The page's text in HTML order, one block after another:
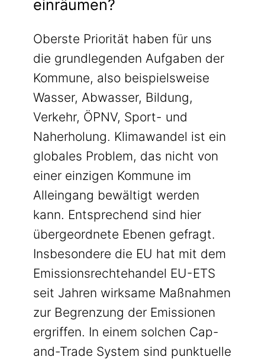
einräumen?
Oberste Priorität haben für uns
die grundlegenden Aufgaben der
Kommune, also beispielsweise
Wasser, Abwasser, Bildung,
Verkehr, ÖPNV, Sport- und
Naherholung. Klimawandel ist ein
globales Problem, das nicht von
einer einzigen Kommune im
Alleingang bewältigt werden
kann. Entsprechend sind hier
übergeordnete Ebenen gefragt.
Insbesondere die EU hat mit dem
Emissionsrechtehandel EU-ETS
seit Jahren wirksame Maßnahmen
zur Begrenzung der Emissionen
ergriffen. In einem solchen Cap-
and-Trade System sind punktuelle